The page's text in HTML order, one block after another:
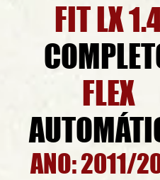
FIT LX
FLEX
AUTOMÁTI
ANO: 2011/